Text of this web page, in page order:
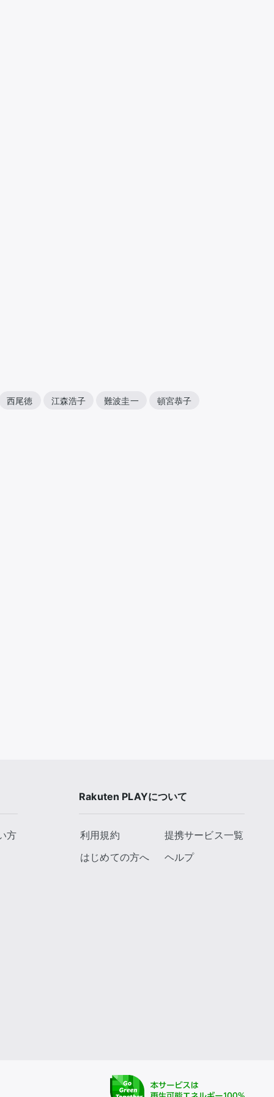
西尾徳 江森浩子 難波圭一 頓宮恭子
方
Rakuten PLAYについて
利用規約
はじめての方へ
提携サービス一覧
ヘルプ